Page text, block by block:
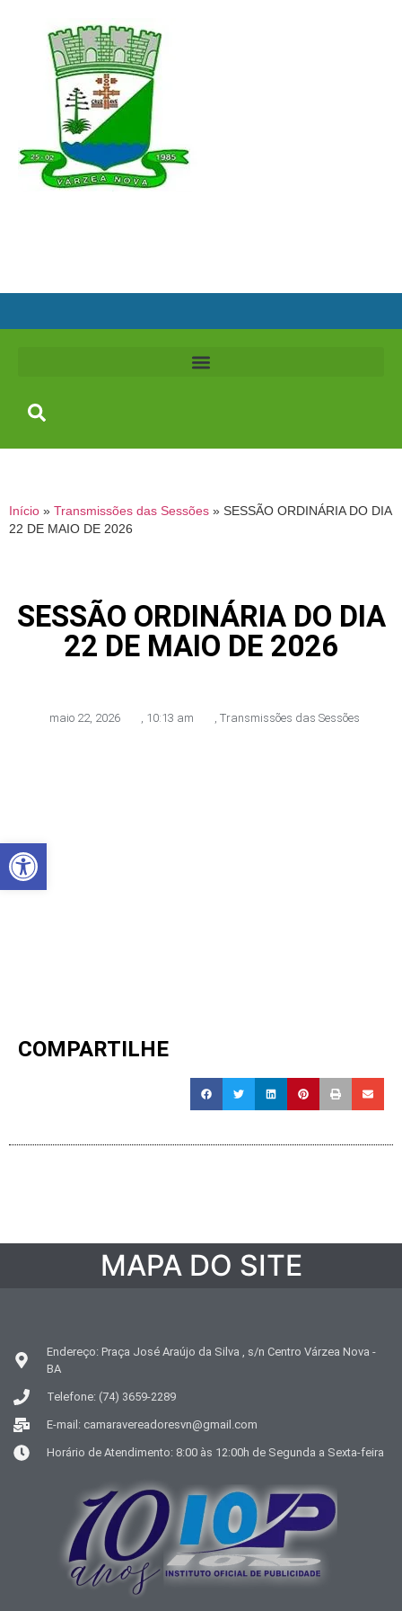
Início » Transmissões das Sessões » SESSÃO ORDINÁRIA DO DIA
22 DE MAIO DE 2026
SESSÃO ORDINÁRIA DO DIA
22 DE MAIO DE 2026
maio 22, 2026 , 10:13 am , Transmissões das Sessões
COMPARTILHE
MAPA DO SITE
Endereço: Praça José Araújo da Silva , s/n Centro Várzea Nova -
BA
Telefone: (74) 3659-2289
E-mail: camaravereadoresvn@gmail.com
Horário de Atendimento: 8:00 às 12:00h de Segunda a Sexta-feira
Abrir a barra de ferramentas